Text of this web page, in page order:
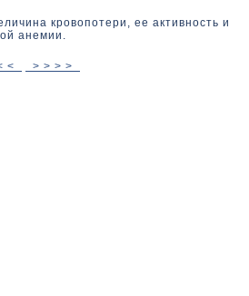
кровοпотери, ее активность и
анемии.
< > > > >